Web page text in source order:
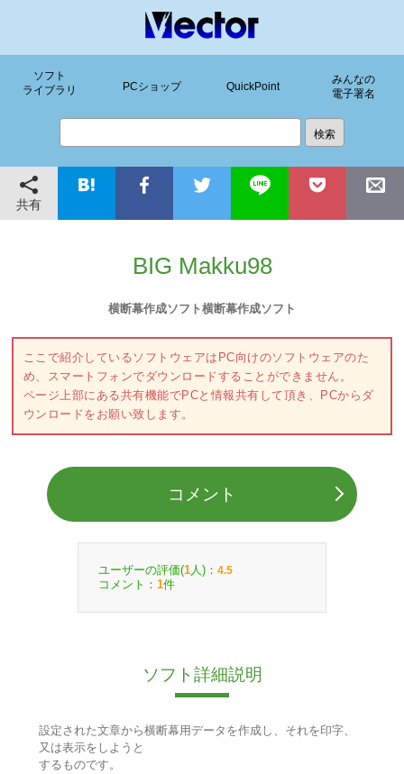
ソフト
ライブラリ
PCショップ QuickPoint
みんなの
電子署名
共有
BIG Makku98
横断幕作成ソフト横断幕作成ソフト
ここで紹介しているソフトウェアはPC向けのソフトウェアのた
め、スマートフォンでダウンロードすることができません。
ページ上部にある共有機能でPCと情報共有して頂き、PCからダ
ウンロードをお願い致します。
コメント
ユーザーの評価(1 人)： 4.5
コメント： 1件
ソフト詳細説明
設定された文章から横断幕用データを作成し、それを印字、
又は表示をしようと
するものです。